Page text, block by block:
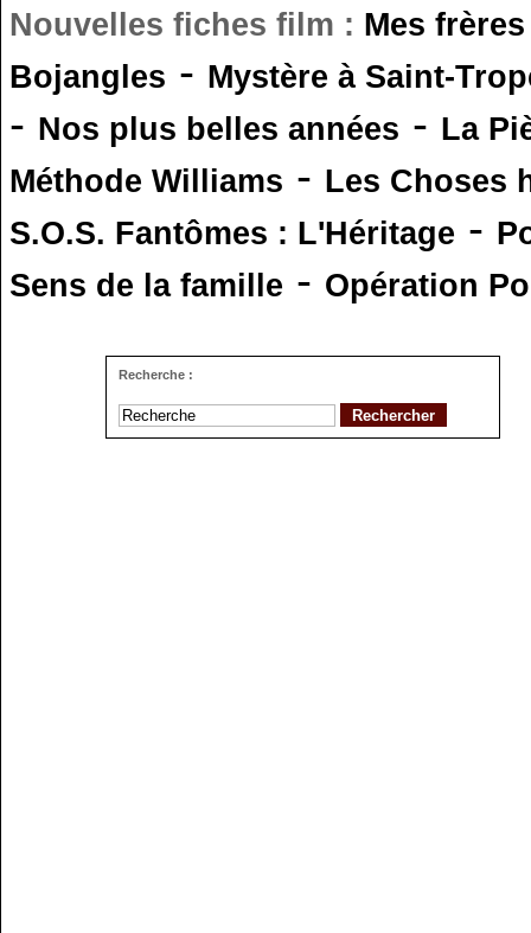
Nouvelles fiches film : Mes
Bojangles - Mystère à Saint-
- Nos plus belles années - La
Méthode Williams - Les Choses
S.O.S. Fantômes : L'Héritage -
Sens de la famille - Opération
Recherche :